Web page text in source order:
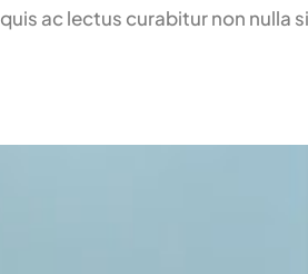
quis ac lectus curabitur non nulla